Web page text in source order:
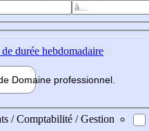
durée hebdomadaire
Domaine professionnel
/ Comptabilité / Gestion